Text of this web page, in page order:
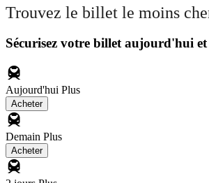
Trouvez le billet le moins
Sécurisez votre billet aujourd'hui
Aujourd'hui Plus
Acheter
Demain Plus
Acheter